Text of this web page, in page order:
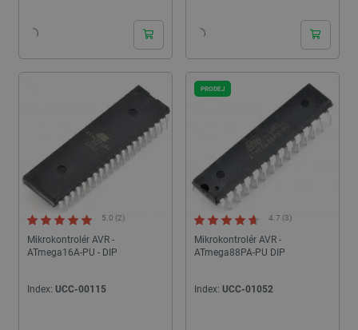
Mikrokontrolér AVR -
ATmega16A-PU - DIP
5.0 (2)
Index: UCC-00115
Mikrokontrolér AVR -
ATmega88PA-PU DIP
4.7 (3)
Index: UCC-01052
PRODEJ